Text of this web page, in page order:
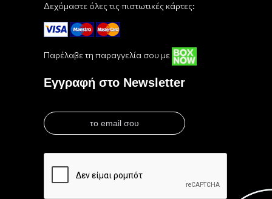
Δεχόμαστε όλες τις πιστωτικές κάρτες:
Παρέλαβε τη παραγγελία σου με
Εγγραφή στο Newsletter